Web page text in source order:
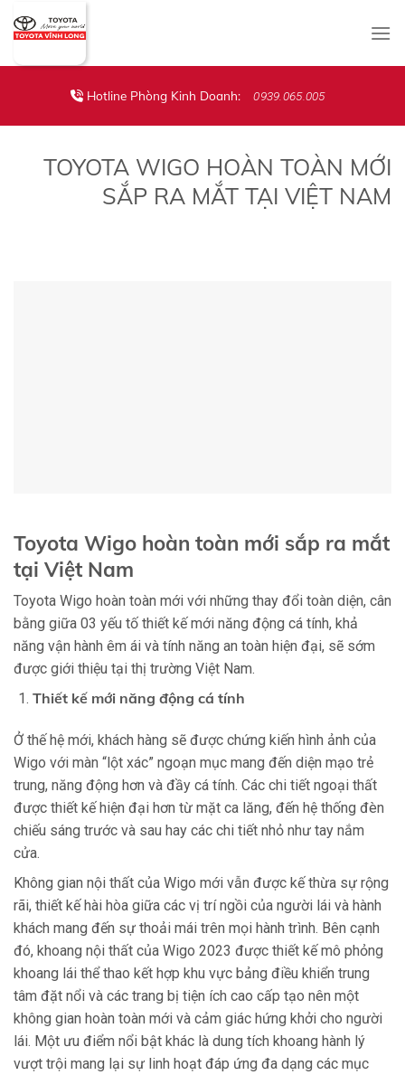
Hotline Phòng Kinh Doanh: 0939.065.005
TOYOTA WIGO HOÀN TOÀN MỚI
SẮP RA MẮT TẠI VIỆT NAM
Toyota Wigo hoàn toàn mới sắp ra mắt
tại Việt Nam
Toyota Wigo hoàn toàn mới với những thay đổi toàn diện, cân
bằng giữa 03 yếu tố thiết kế mới năng động cá tính, khả
năng vận hành êm ái và tính năng an toàn hiện đại, sẽ sớm
được giới thiệu tại thị trường Việt Nam.
Thiết kế mới năng động cá tính
Ở thế hệ mới, khách hàng sẽ được chứng kiến hình ảnh của
Wigo với màn “lột xác” ngoạn mục mang đến diện mạo trẻ
trung, năng động hơn và đầy cá tính. Các chi tiết ngoại thất
được thiết kế hiện đại hơn từ mặt ca lăng, đến hệ thống đèn
chiếu sáng trước và sau hay các chi tiết nhỏ như tay nắm
cửa.
Không gian nội thất của Wigo mới vẫn được kế thừa sự rộng
rãi, thiết kế hài hòa giữa các vị trí ngồi của người lái và hành
khách mang đến sự thoải mái trên mọi hành trình. Bên cạnh
đó, khoang nội thất của Wigo 2023 được thiết kế mô phỏng
khoang lái thể thao kết hợp khu vực bảng điều khiển trung
tâm đặt nổi và các trang bị tiện ích cao cấp tạo nên một
không gian hoàn toàn mới và cảm giác hứng khởi cho người
lái. Một ưu điểm nổi bật khác là dung tích khoang hành lý
vượt trội mang lại sự linh hoạt đáp ứng đa dạng các mục